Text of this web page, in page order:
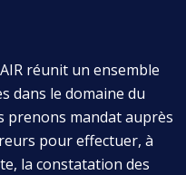
réunit un ensemble
dans le domaine du
prenons mandat auprès
pour effectuer, à
la constatation des